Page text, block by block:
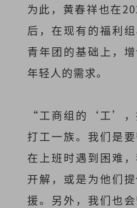
为此，黄春祥也在
后，在现有的福利
青年团的基础上，
年轻人的需求。
“工商组的‘工’，
打工一族。我们是
在上班时遇到困难
开解，或是为他们
援。另外，我们也